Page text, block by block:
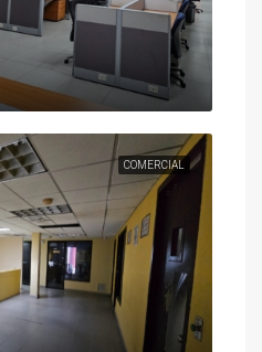
COMERCIAL